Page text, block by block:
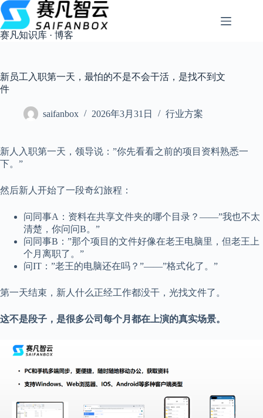
跳
过
内
容
赛凡知识库 · 博客
新员工入职第一天，最怕的不是不会干活，是找不到文
件
saifanbox 2026年3月31日 行业方案
新人入职第一天，领导说：”你先看看之前的项目资料熟悉一
下。”
然后新人开始了一段奇幻旅程：
问同事A：资料在共享文件夹的哪个目录？——”我也不太
清楚，你问问B。”
问同事B：”那个项目的文件好像在老王电脑里，但老王上
个月离职了。”
问IT：”老王的电脑还在吗？”——”格式化了。”
第一天结束，新人什么正经工作都没干，光找文件了。
这不是段子，是很多公司每个月都在上演的真实场景。